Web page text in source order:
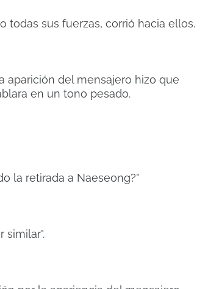
todas sus fuerzas, corrió hacia ellos.
aparición del mensajero hizo que
en un tono pesado.
la retirada a Naeseong?"
similar".